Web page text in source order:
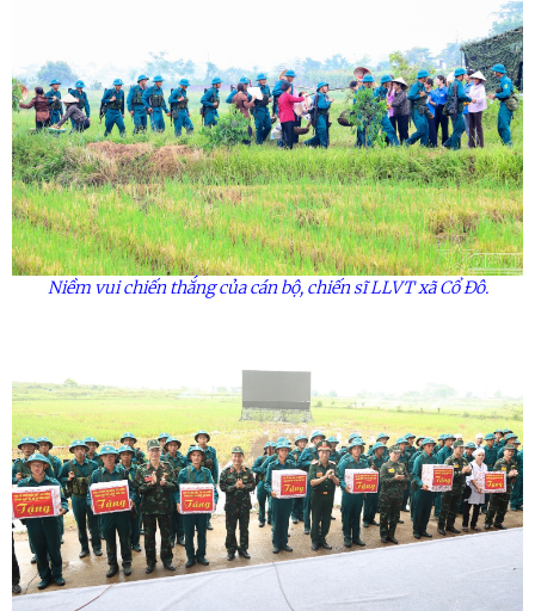
Niềm vui chiến thắng của cán bộ, chiến sĩ LLVT xã Cổ Đô.